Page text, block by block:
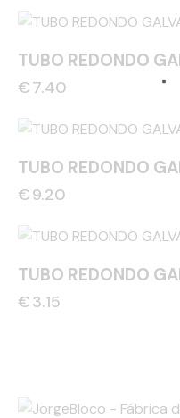
TUBO REDONDO
€7.40
TUBO REDONDO
€9.20
TUBO REDONDO
€3.15